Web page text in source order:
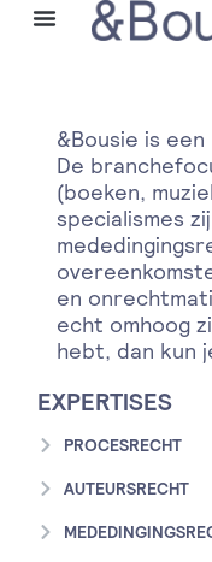
&Bousie is
De
(boeken,
specialismes
en
echt omhoog
hebt, dan kun
EXPERTISES
PROCESRECHT
AUTEURSRECHT